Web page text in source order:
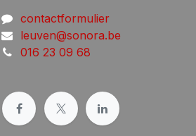
contactformulier
leuven@sonora.be
016 23 09 68